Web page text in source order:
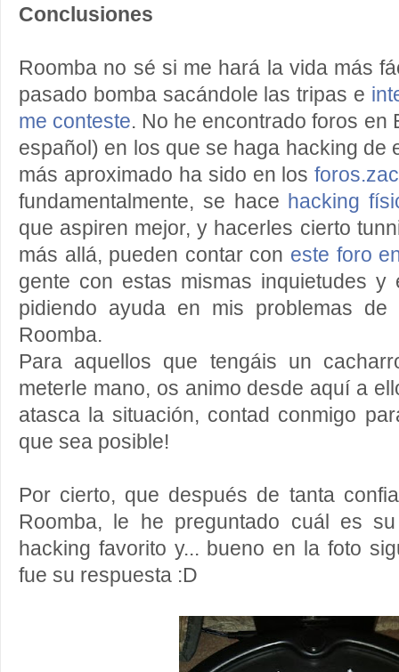
Conclusiones
Roomba no sé si me hará la vida más
pasado bomba sacándole las tripas e
me conteste. No he encontrado foros en
español) en los que se haga hacking de
más aproximado ha sido en los
fundamentalmente, se hace hacking
que aspiren mejor, y hacerles cierto
más allá, pueden contar con este foro
gente con estas mismas inquietudes
pidiendo ayuda en mis problemas de
Roomba.
Para aquellos que tengáis un
meterle mano, os animo desde aquí a
atasca la situación, contad conmigo
que sea posible!
Por cierto, que después de tanta
Roomba, le he preguntado cuál es
hacking favorito y... bueno en la foto
fue su respuesta :D